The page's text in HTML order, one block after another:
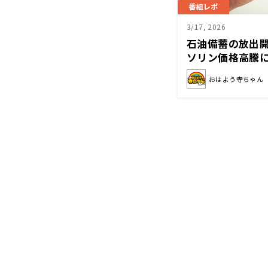
番組レポ
3/17, 2026
石油備蓄の放出
ソリン価格高騰
おはよう寺ちゃん